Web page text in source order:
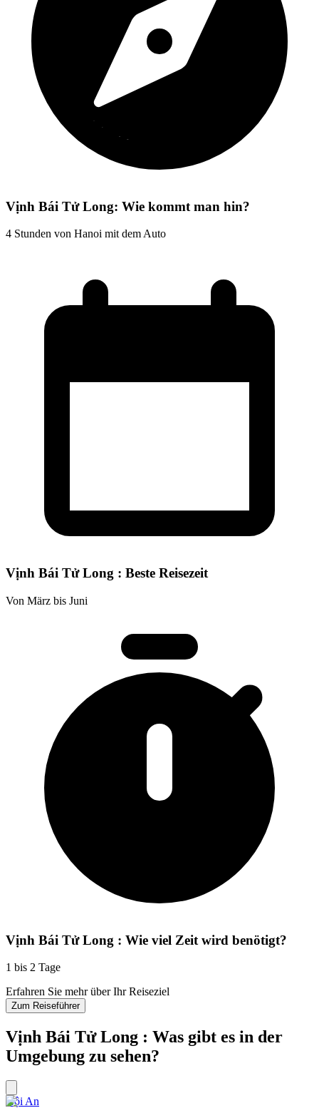
Vịnh Bái Tử Long: Wie kommt man hin?
4 Stunden von Hanoi mit dem Auto
Vịnh Bái Tử Long : Beste Reisezeit
Von März bis Juni
Vịnh Bái Tử Long : Wie viel Zeit wird benötigt?
1 bis 2 Tage
Erfahren Sie mehr über Ihr Reiseziel
Zum Reiseführer
Vịnh Bái Tử Long : Was gibt es in der
Umgebung zu sehen?
Hội An